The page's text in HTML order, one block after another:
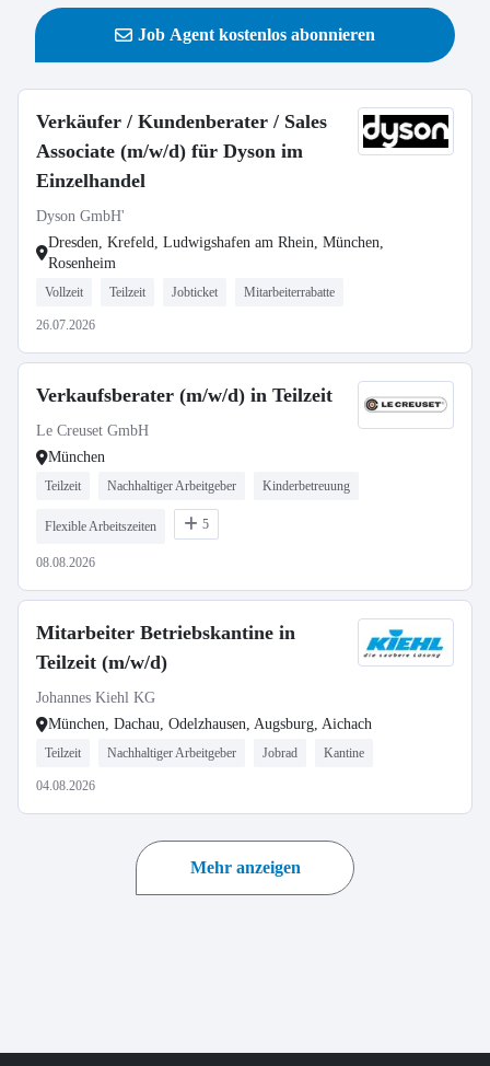
Job Agent kostenlos abonnieren
Verkäufer / Kundenberater / Sales
Associate (m/w/d) für Dyson im
Einzelhandel
Dyson GmbH'
Dresden, Krefeld, Ludwigshafen am Rhein, München,
Rosenheim
Vollzeit Teilzeit Jobticket Mitarbeiterrabatte
26.07.2026
Verkaufsberater (m/w/d) in Teilzeit
Le Creuset GmbH
München
Teilzeit Nachhaltiger Arbeitgeber Kinderbetreuung
Flexible Arbeitszeiten 5
08.08.2026
Mitarbeiter Betriebskantine in
Teilzeit (m/w/d)
Johannes Kiehl KG
München, Dachau, Odelzhausen, Augsburg, Aichach
Teilzeit Nachhaltiger Arbeitgeber Jobrad Kantine
04.08.2026
Mehr anzeigen